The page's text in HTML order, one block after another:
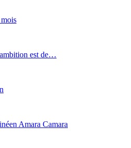
est de…
Amara Camara